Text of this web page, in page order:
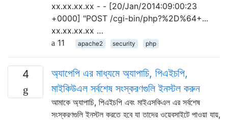
xx.xx.xx.xx - - [20/Jan/2014:09:00:23
+0000] "POST /cgi-bin/php?%2D%64+...
xx.xx.xx.xx …
11
apache2 security php
4
অ্যাপেপি এর মাধ্যমে অ্যাপাচি, পিএইচপি,
মাইকিউএল সর্বশেষ সংস্করণগুলি ইনস্টল করুন
আমাকে অ্যাপাচি, পিএইচপি এবং মাইএসকিএল এর সর্বশেষ
সংস্করণগুলি ইনস্টল করতে হবে যা তাদের ওয়েবসাইটে পাওয়া যায়,